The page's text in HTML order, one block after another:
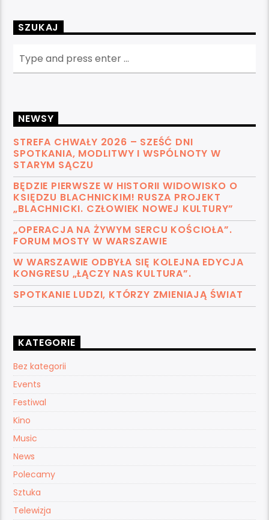
SZUKAJ
NEWSY
STREFA CHWAŁY 2026 – SZEŚĆ DNI
SPOTKANIA, MODLITWY I WSPÓLNOTY W
STARYM SĄCZU
BĘDZIE PIERWSZE W HISTORII WIDOWISKO O
KSIĘDZU BLACHNICKIM! RUSZA PROJEKT
„BLACHNICKI. CZŁOWIEK NOWEJ KULTURY”
„OPERACJA NA ŻYWYM SERCU KOŚCIOŁA”.
FORUM MOSTY W WARSZAWIE
W WARSZAWIE ODBYŁA SIĘ KOLEJNA EDYCJA
KONGRESU „ŁĄCZY NAS KULTURA”.
SPOTKANIE LUDZI, KTÓRZY ZMIENIAJĄ ŚWIAT
KATEGORIE
Bez kategorii
Events
Festiwal
Kino
Music
News
Polecamy
Sztuka
Telewizja